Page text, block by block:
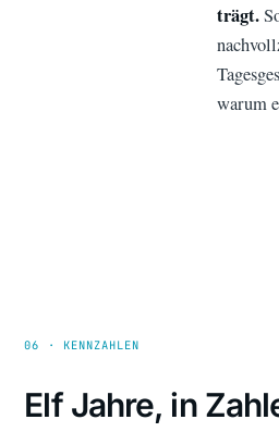
trägt.
warum
06 · KENNZAHLEN
Elf Jahre, in